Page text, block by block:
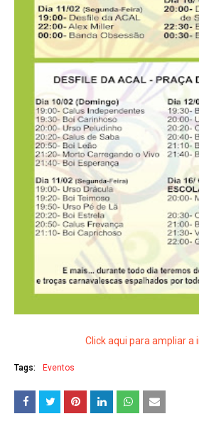
Click aqui para ampliar a
Tags: Eventos